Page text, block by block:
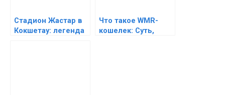
Стадион Жастар в
Кокшетау: легенда
Что такое WMR-
кошелек: Суть,